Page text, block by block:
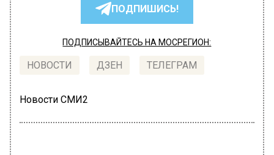
ПОДПИШИСЬ!
ПОДПИСЫВАЙТЕСЬ НА МОСРЕГИОН:
НОВОСТИ ДЗЕН ТЕЛЕГРАМ
Новости СМИ2